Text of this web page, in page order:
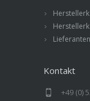
Kontakt
+49 (0)